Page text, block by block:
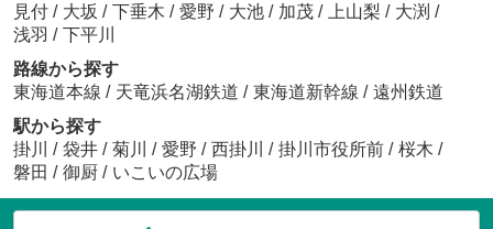
見付 / 大坂 / 下垂木 / 愛野 / 大池 / 加茂 / 上山梨 / 大渕 /
浅羽 / 下平川
路線から探す
東海道本線 / 天竜浜名湖鉄道 / 東海道新幹線 / 遠州鉄道
駅から探す
掛川
/ 袋井 / 菊川 / 愛野 / 西掛川 / 掛川市役所前 / 桜木 /
磐田 / 御厨 / いこいの広場